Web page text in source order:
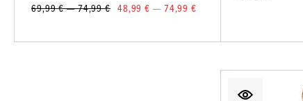
69,99 € — 74,99 € 48,99 € — 74,99 €